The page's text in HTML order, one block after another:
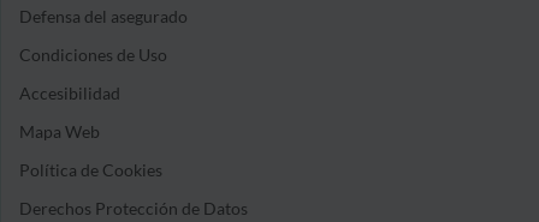
Defensa del asegurado
Condiciones de Uso
Accesibilidad
Mapa Web
Política de Cookies
Derechos Protección de Datos